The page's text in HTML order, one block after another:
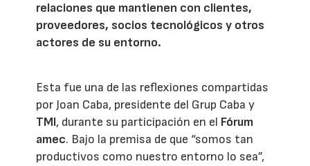
relaciones que mantienen con clientes,
proveedores, socios tecnológicos y otros
actores de su entorno.
Esta fue una de las reflexiones compartidas
por Joan Caba, presidente del Grup Caba y
TMI, durante su participación en el Fórum
amec. Bajo la premisa de que “somos tan
productivos como nuestro entorno lo sea”,